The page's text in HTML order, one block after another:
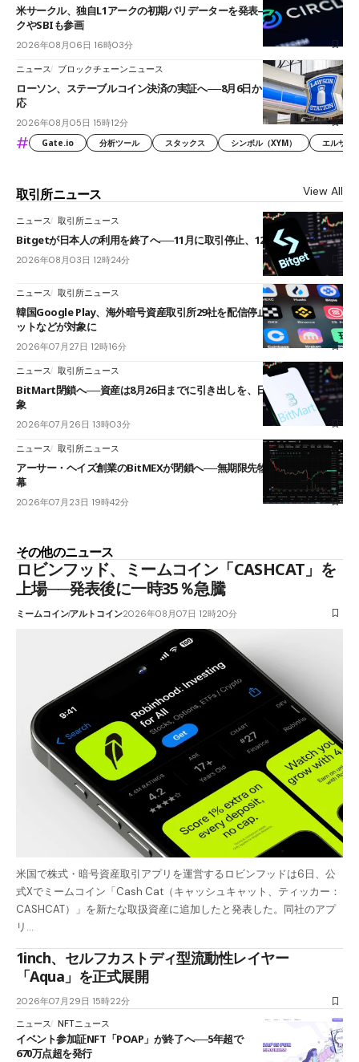
米サークル、独自L1アークの初期バリデーターを発表――ブラックロッ
クやSBIも参画
2026年08月06日 16時03分
ニュース ブロックチェーンニュース
ローソン、ステーブルコイン決済の実証へ──8月6日からJPYCやUSDC対
応
2026年08月05日 15時12分
# Gate.io 分析ツール スタックス シンボル（XYM） エルサル
取引所ニュース View All
ニュース 取引所ニュース
Bitgetが日本人の利用を終了へ──11月に取引停止、12月末に強制決済
2026年08月03日 12時24分
ニュース 取引所ニュース
韓国Google Play、海外暗号資産取引所29社を配信停止──OKXやバイビ
ットなどが対象に
2026年07月27日 12時16分
ニュース 取引所ニュース
BitMart閉鎖へ──資産は8月26日までに引き出しを、日本人利用者も対
象
2026年07月26日 13時03分
ニュース 取引所ニュース
アーサー・ヘイズ創業のBitMEXが閉鎖へ──無期限先物を生んだ11年に
幕
2026年07月23日 19時42分
その他のニュース
ロビンフッド、ミームコイン「CASHCAT」を
上場──発表後に一時35％急騰
ミームコインアルトコイン2026年08月07日 12時20分
米国で株式・暗号資産取引アプリを運営するロビンフッドは6日、公
式Xでミームコイン「Cash Cat（キャッシュキャット、ティッカー：
CASHCAT）」を新たな取扱資産に追加したと発表した。同社のアプ
リ…
1inch、セルフカストディ型流動性レイヤー
「Aqua」を正式展開
2026年07月29日 15時22分
ニュース NFTニュース
イベント参加証NFT「POAP」が終了へ──5年超で
670万点超を発行